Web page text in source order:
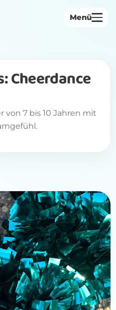
Menü
Cheerdance
von 7 bis 10 Jahren mit